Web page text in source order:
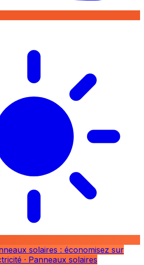
solaires : économisez sur
· Panneaux solaires